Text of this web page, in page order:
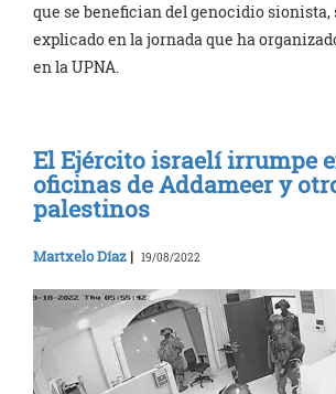
que se benefician del genocidio sionista,
explicado en la jornada que ha
en la UPNA.
El Ejército israelí irrumpe
oficinas de Addameer y
palestinos
Martxelo Díaz | 19/08/2022